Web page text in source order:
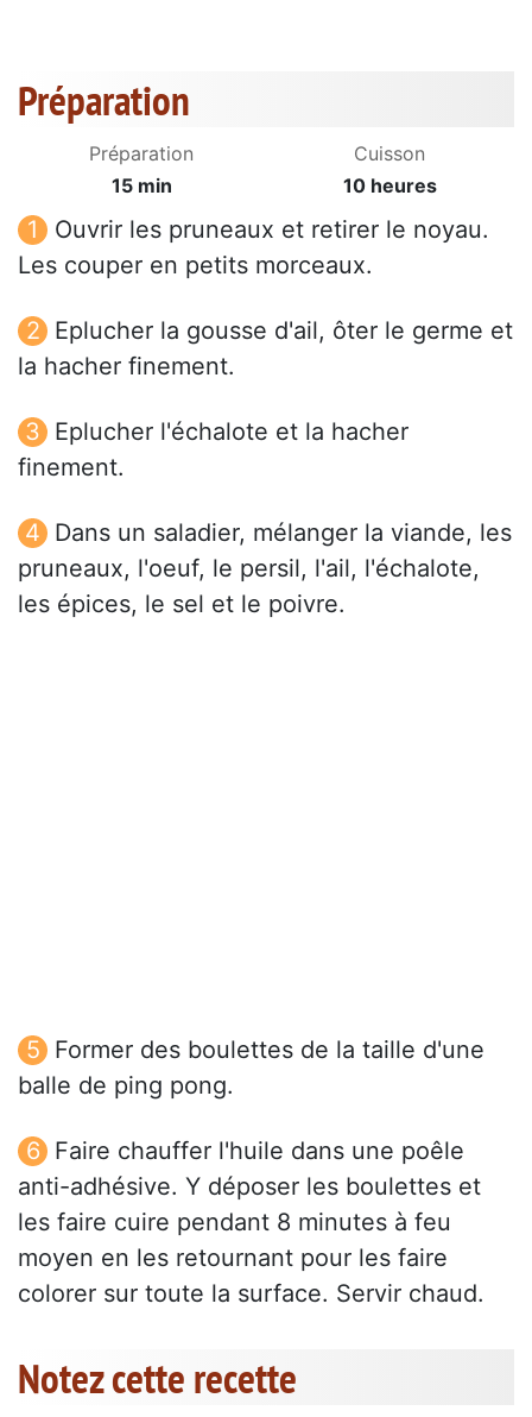
Préparation
Préparation
15 min
Cuisson
10 heures
Ouvrir les pruneaux et retirer le noyau.
Les couper en petits morceaux.
Eplucher la gousse d'ail, ôter le germe et
la hacher finement.
Eplucher l'échalote et la hacher
finement.
Dans un saladier, mélanger la viande, les
pruneaux, l'oeuf, le persil, l'ail, l'échalote,
les épices, le sel et le poivre.
Former des boulettes de la taille d'une
balle de ping pong.
Faire chauffer l'huile dans une poêle
anti-adhésive. Y déposer les boulettes et
les faire cuire pendant 8 minutes à feu
moyen en les retournant pour les faire
colorer sur toute la surface. Servir chaud.
Notez cette recette